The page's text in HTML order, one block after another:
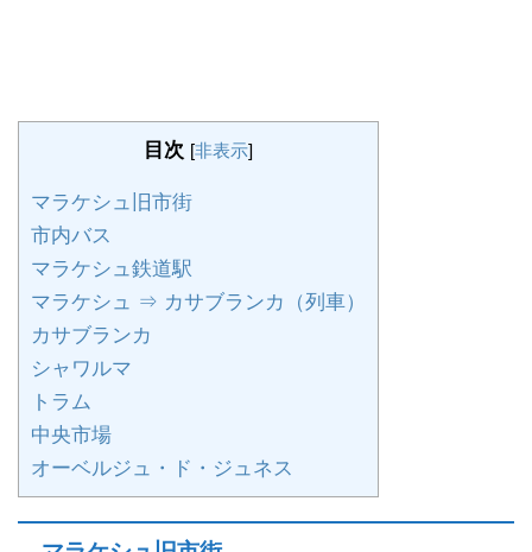
目次 [非表示]
マラケシュ旧市街
市内バス
マラケシュ鉄道駅
マラケシュ ⇒ カサブランカ（列車）
カサブランカ
シャワルマ
トラム
中央市場
オーベルジュ・ド・ジュネス